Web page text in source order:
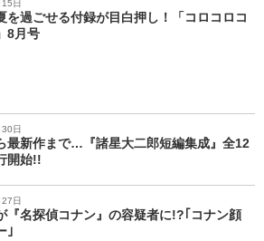
日
を過ごせる付録が目白押し！「コロコロコ
8月号
日
最新作まで…『諸星大二郎短編集成』全12
開始!!
日
『名探偵コナン』の容疑者に!?｢コナン顔
｣